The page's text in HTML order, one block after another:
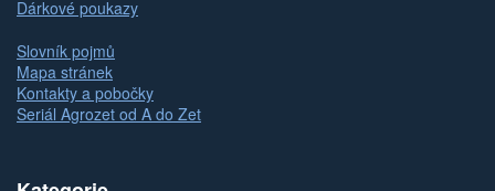
Dárkové poukazy
Slovník pojmů
Mapa stránek
Kontakty a pobočky
Seriál Agrozet od A do Zet